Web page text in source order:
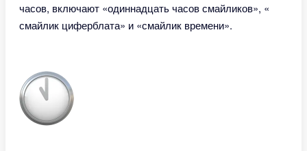
часов, включают «одиннадцать часов смайликов», «
смайлик циферблата» и «смайлик времени».